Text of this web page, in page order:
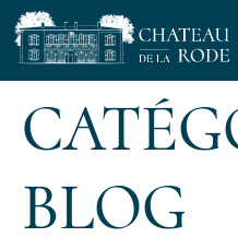
BLOG